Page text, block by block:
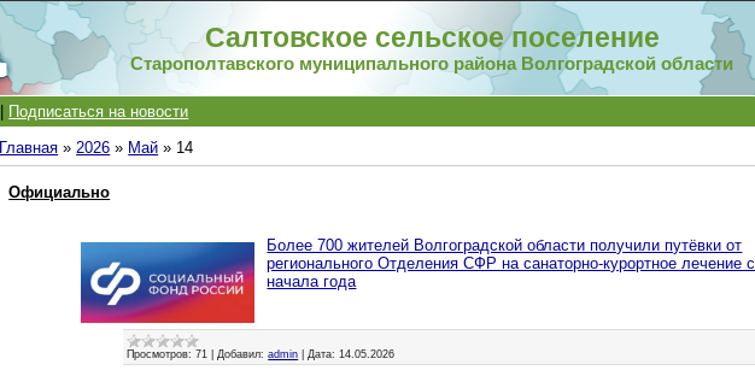
Салтовское сельское поселение
Старополтавского муниципального района Волгоградской области
Подписаться на новости
Главная »2026 » Май » 14
Официально
Более 700 жителей Волгоградской области получили путёвки от
регионального Отделения СФР на санаторно-курортное лечение с
начала года
Просмотров: 71 Добавил: admin Дата: 14.05.2026